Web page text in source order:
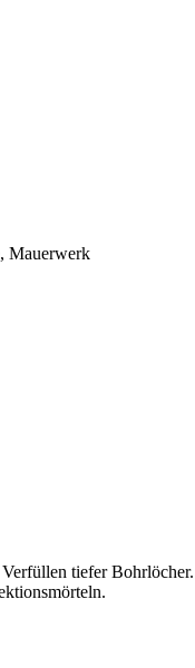
Mauerwerk
tiefer Bohrlöcher.